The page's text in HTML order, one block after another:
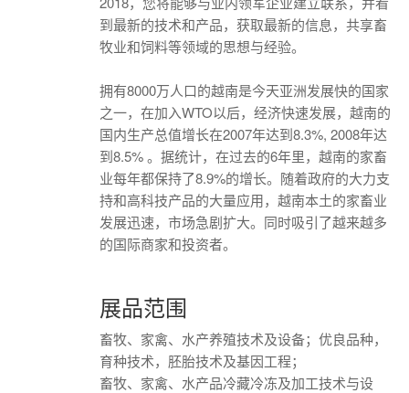
到最新的技术和产品，获取最新的信息，共享畜
牧业和饲料等领域的思想与经验。
拥有8000万人口的越南是今天亚洲发展快的国家
之一，在加入WTO以后，经济快速发展，越南的
国内生产总值增长在2007年达到8.3%, 2008年达
到8.5% 。据统计，在过去的6年里，越南的家畜
业每年都保持了8.9%的增长。随着政府的大力支
持和高科技产品的大量应用，越南本土的家畜业
发展迅速，市场急剧扩大。同时吸引了越来越多
的国际商家和投资者。
展品范围
畜牧、家禽、水产养殖技术及设备；优良品种，
育种技术，胚胎技术及基因工程；
畜牧、家禽、水产品冷藏冷冻及加工技术与设